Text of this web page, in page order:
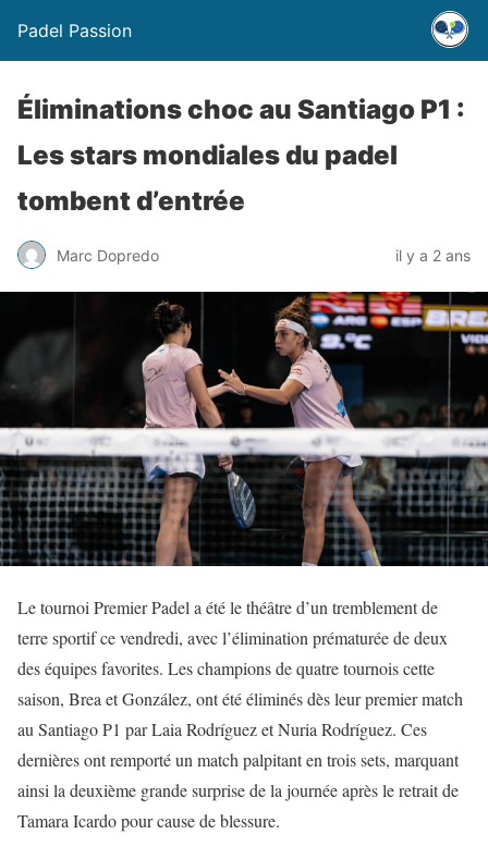
Padel Passion
Éliminations choc au Santiago P1 :
Les stars mondiales du padel
tombent d’entrée
Marc Dopredo il y a 2 ans
Le tournoi Premier Padel a été le théâtre d’un tremblement de
terre sportif ce vendredi, avec l’élimination prématurée de deux
des équipes favorites. Les champions de quatre tournois cette
saison, Brea et González, ont été éliminés dès leur premier match
au Santiago P1 par Laia Rodríguez et Nuria Rodríguez. Ces
dernières ont remporté un match palpitant en trois sets, marquant
ainsi la deuxième grande surprise de la journée après le retrait de
Tamara Icardo pour cause de blessure.